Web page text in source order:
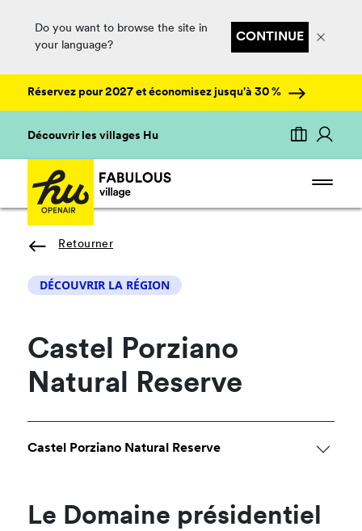
Do you want to browse the site in
your language?
CONTINUE
Réservez pour 2027 et économisez jusqu'à 30 %
Découvrir les villages Hu
Retourner
DÉCOUVRIR LA RÉGION
Castel Porziano
Natural Reserve
Castel Porziano Natural Reserve
Le Domaine présidentiel